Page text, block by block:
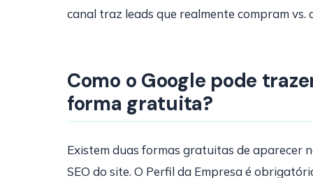
canal traz leads que realmente compram
Como o Google pode
forma gratuita?
Existem duas formas gratuitas de aparecer
SEO do site. O Perfil da Empresa é